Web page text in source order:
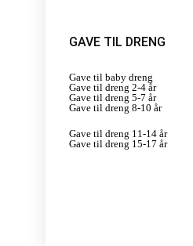
GAVE TIL DRENG
Gave til baby dreng
Gave til dreng 2-4 år
Gave til dreng 5-7 år
Gave til dreng 8-10 år
Gave til dreng 11-14 år
Gave til dreng 15-17 år